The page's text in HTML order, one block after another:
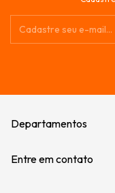
Departamentos
Entre em contato